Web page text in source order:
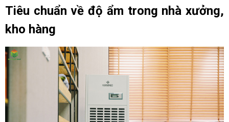
Tiêu chuẩn về độ ẩm trong nhà xưởng,
kho hàng